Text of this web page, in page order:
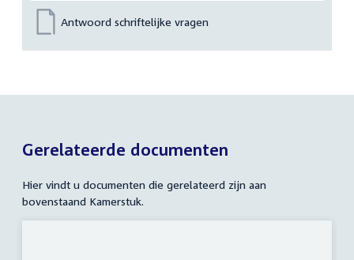
Antwoord schriftelijke vragen
Gerelateerde documenten
Hier vindt u documenten die gerelateerd zijn aan
bovenstaand Kamerstuk.